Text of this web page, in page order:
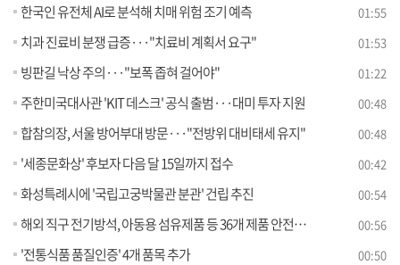
한국인 유전체 AI로 분석해 치매 위험 조기 예측 01:55
치과 진료비 분쟁 급증···"치료비 계획서 요구" 01:53
빙판길 낙상 주의···"보폭 좁혀 걸어야" 01:22
주한미국대사관 'KIT 데스크' 공식 출범···대미 투자 지원 00:48
합참의장, 서울 방어부대 방문···"전방위 대비태세 유지" 00:48
'세종문화상' 후보자 다음 달 15일까지 접수 00:42
화성특례시에 '국립고궁박물관 분관' 건립 추진 00:54
해외 직구 전기방석, 아동용 섬유제품 등 36개 제품 안전기준 부적합 00:56
'전통식품 품질인증' 4개 품목 추가 00:50